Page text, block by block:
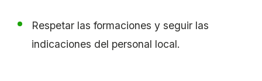
Respetar las formaciones y seguir las
indicaciones del personal local.